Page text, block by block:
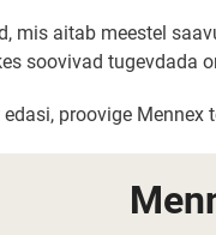
mis aitab meestel
soovivad tugevdada
proovige